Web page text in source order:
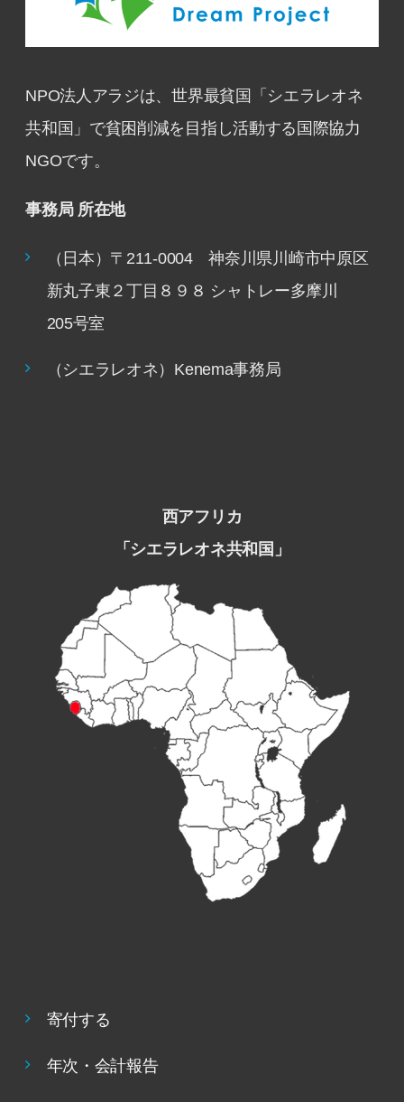
NPO法人アラジは、世界最貧国「シエラレオネ
共和国」で貧困削減を目指し活動する国際協力
NGOです。
事務局 所在地
（日本）〒211-0004 神奈川県川崎市中原区
新丸子東２丁目８９８ シャトレー多摩川
205号室
（シエラレオネ）Kenema事務局
西アフリカ
「シエラレオネ共和国」
寄付する
年次・会計報告